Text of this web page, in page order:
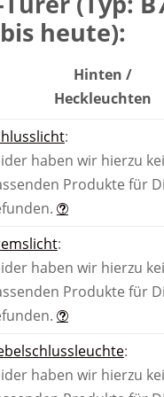
heute):
Hinten /
Heck­leuchten
:
haben wir hierzu
Produkte für
:
haben wir hierzu
Produkte für
:
haben wir hierzu